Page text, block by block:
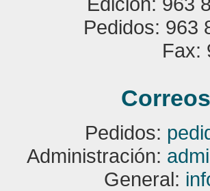
Pedidos: 963
Fax:
Pedidos:
Administración:
General: